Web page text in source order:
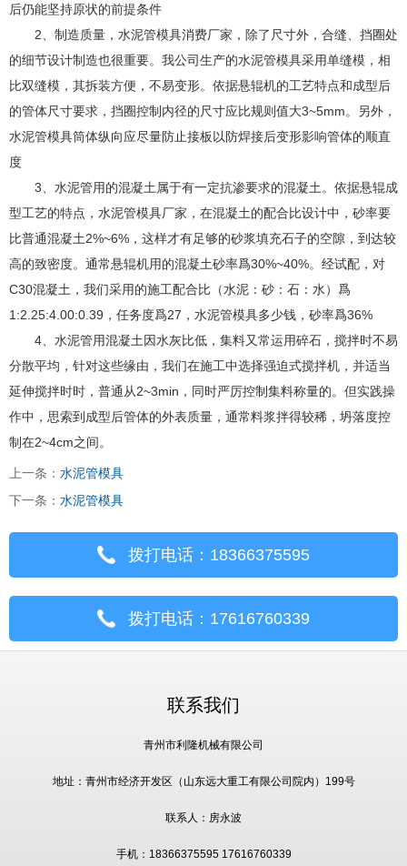
后仍能坚持原状的前提条件
2、制造质量，水泥管模具消费厂家，除了尺寸外，合缝、挡圈处
的细节设计制造也很重要。我公司生产的水泥管模具采用单缝模，相
比双缝模，其拆装方便，不易变形。依据悬辊机的工艺特点和成型后
的管体尺寸要求，挡圈控制内径的尺寸应比规则值大3~5mm。另外，
水泥管模具筒体纵向应尽量防止接板以防焊接后变形影响管体的顺直
度
3、水泥管用的混凝土属于有一定抗渗要求的混凝土。依据悬辊成
型工艺的特点，水泥管模具厂家，在混凝土的配合比设计中，砂率要
比普通混凝土2%~6%，这样才有足够的砂浆填充石子的空隙，到达较
高的致密度。通常悬辊机用的混凝土砂率爲30%~40%。经试配，对
C30混凝土，我们采用的施工配合比（水泥：砂：石：水）爲
1:2.25:4.00:0.39，任务度爲27，水泥管模具多少钱，砂率爲36%
4、水泥管用混凝土因水灰比低，集料又常运用碎石，搅拌时不易
分散平均，针对这些缘由，我们在施工中选择强迫式搅拌机，并适当
延伸搅拌时时，普通从2~3min，同时严厉控制集料称量的。但实践操
作中，思索到成型后管体的外表质量，通常料浆拌得较稀，坍落度控
制在2~4cm之间。
上一条： 水泥管模具
下一条： 水泥管模具
拨打电话：18366375595
拨打电话：17616760339
联系我们
青州市利隆机械有限公司
地址：青州市经济开发区（山东远大重工有限公司院内）199号
联系人：房永波
手机：18366375595 17616760339